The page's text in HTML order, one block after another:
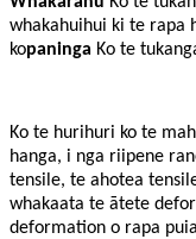
whakahuihui ki te rapa
kopaninga Ko te
Ko te hurihuri ko te
hanga, i nga riipene
tensile, te ahotea
whakaata te ātete
deformation o rapa